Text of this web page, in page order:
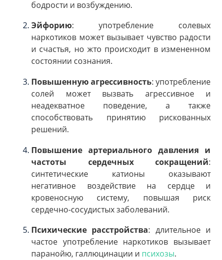
бодрости и возбуждению.
Эйфорию: употребление солевых
наркотиков может вызывает чувство радости
и счастья, но жто происходит в измененном
состоянии сознания.
Повышенную агрессивность: употребление
солей может вызвать агрессивное и
неадекватное поведение, а также
способствовать принятию рискованных
решений.
Повышение артериального давления и
частоты сердечных сокращений:
синтетические катионы оказывают
негативное воздействие на сердце и
кровеносную систему, повышая риск
сердечно-сосудистых заболеваний.
Психические расстройства: длительное и
частое употребление наркотиков вызывает
паранойю, галлюцинации и психозы.